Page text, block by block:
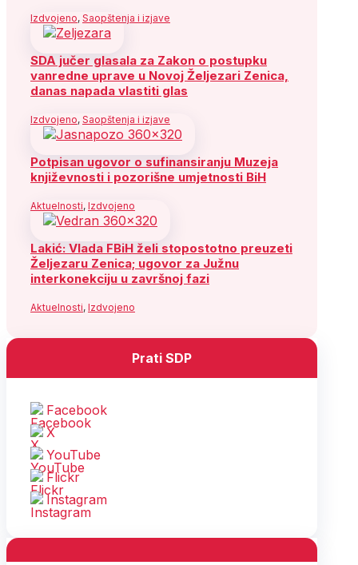
Izdvojeno, Saopštenja i izjave
SDA jučer glasala za Zakon o postupku
vanredne uprave u Novoj Željezari Zenica,
danas napada vlastiti glas
Izdvojeno, Saopštenja i izjave
Potpisan ugovor o sufinansiranju Muzeja
književnosti i pozorišne umjetnosti BiH
Aktuelnosti, Izdvojeno
Lakić: Vlada FBiH želi stopostotno preuzeti
Željezaru Zenica; ugovor za Južnu
interkonekciju u završnoj fazi
Aktuelnosti, Izdvojeno
Prati SDP
Facebook
X
YouTube
Flickr
Instagram